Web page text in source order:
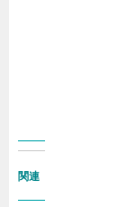
関連